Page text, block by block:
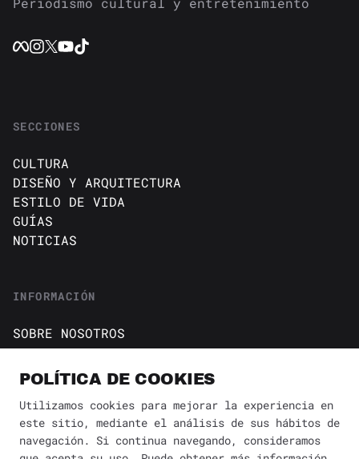
SECCIONES
CULTURA
DISEÑO Y ARQUITECTURA
ESTILO DE VIDA
GUÍAS
NOTICIAS
INFORMACIÓN
SOBRE NOSOTROS
CONTACTO
Política de cookies
✕
BÚSQUEDA
POLÍTICA DE COOKIES
Utilizamos cookies para mejorar la experiencia en
este sitio, mediante el análisis de sus hábitos de
navegación. Si continua navegando, consideramos